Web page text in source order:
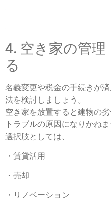
.
4. 空き家の管理
る
名義変更や税金の手続きが
法を検討しましょう。
空き家を放置すると建物の
トラブルの原因になりかねま
選択肢としては、
・賃貸活用
・売却
・リノベーション